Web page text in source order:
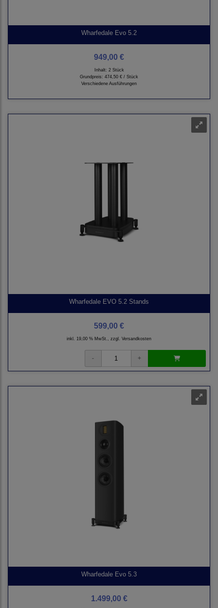
Wharfedale Evo 5.2
949,00 €
Inhalt: 2 Stück
Grundpreis: 474,50 € / Stück
Verschiedene Ausführungen
Wharfedale EVO 5.2 Stands
599,00 €
inkl. 19,00 % MwSt., zzgl. Versandkosten
Wharfedale Evo 5.3
1.499,00 €